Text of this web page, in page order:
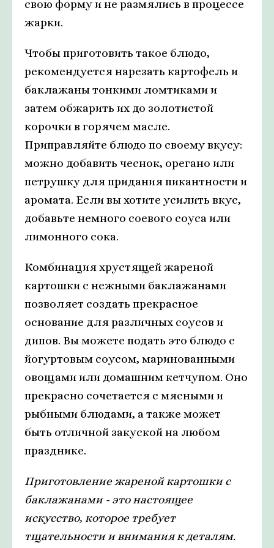
свою форму и не размялись в процессе
жарки.
Чтобы приготовить такое блюдо,
рекомендуется нарезать картофель и
баклажаны тонкими ломтиками и
затем обжарить их до золотистой
корочки в горячем масле.
Приправляйте блюдо по своему вкусу:
можно добавить чеснок, орегано или
петрушку для придания пикантности и
аромата. Если вы хотите усилить вкус,
добавьте немного соевого соуса или
лимонного сока.
Комбинация хрустящей жареной
картошки с нежными баклажанами
позволяет создать прекрасное
основание для различных соусов и
дипов. Вы можете подать это блюдо с
йогуртовым соусом, маринованными
овощами или домашним кетчупом. Оно
прекрасно сочетается с мясными и
рыбными блюдами, а также может
быть отличной закуской на любом
празднике.
Приготовление жареной картошки с
баклажанами - это настоящее
искусство, которое требует
тщательности и внимания к деталям.